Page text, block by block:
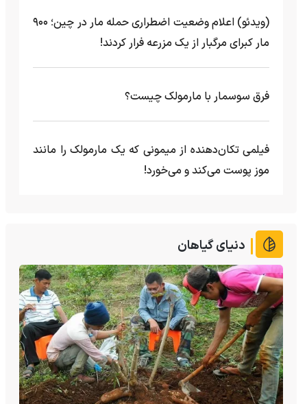
(ویدئو) اعلام وضعیت اضطراری حمله مار‌ در چین؛ ۹۰۰
مار کبرای مرگبار از یک مزرعه‌ فرار کردند!
فرق سوسمار با مارمولک چیست؟
فیلمی تکان‌دهنده از میمونی که یک مارمولک را مانند
موز پوست می‌کند و می‌خورد!
دنیای گیاهان